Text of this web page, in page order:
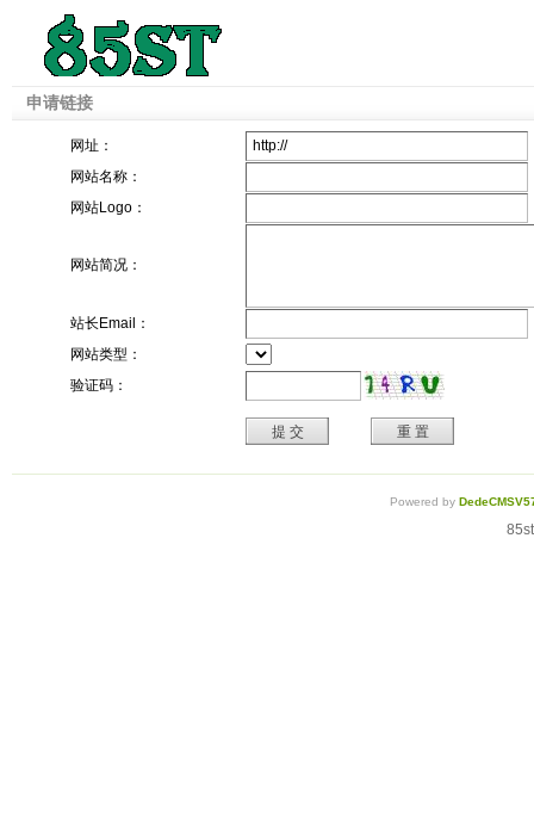
申请链接
网址：
网站名称：
网站Logo：
网站简况：
站长Email：
网站类型：
验证码：
Powered by